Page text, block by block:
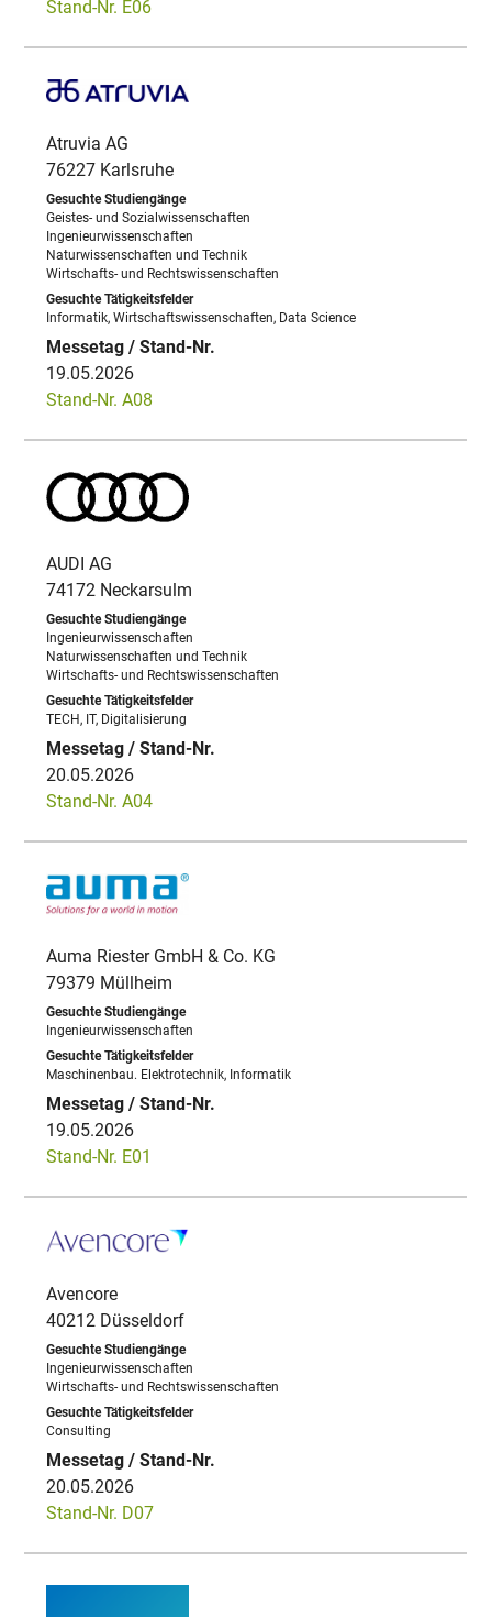
Stand-Nr. E06
Atruvia AG
76227 Karlsruhe
Geistes- und Sozialwissenschaften
Ingenieurwissenschaften
Naturwissenschaften und Technik
Wirtschafts- und Rechtswissenschaften
Informatik, Wirtschaftswissenschaften, Data Science
19.05.2026
Stand-Nr. A08
AUDI AG
74172 Neckarsulm
Ingenieurwissenschaften
Naturwissenschaften und Technik
Wirtschafts- und Rechtswissenschaften
TECH, IT, Digitalisierung
20.05.2026
Stand-Nr. A04
Auma Riester GmbH & Co. KG
79379 Müllheim
Ingenieurwissenschaften
Maschinenbau. Elektrotechnik, Informatik
19.05.2026
Stand-Nr. E01
Avencore
40212 Düsseldorf
Ingenieurwissenschaften
Wirtschafts- und Rechtswissenschaften
Consulting
20.05.2026
Stand-Nr. D07